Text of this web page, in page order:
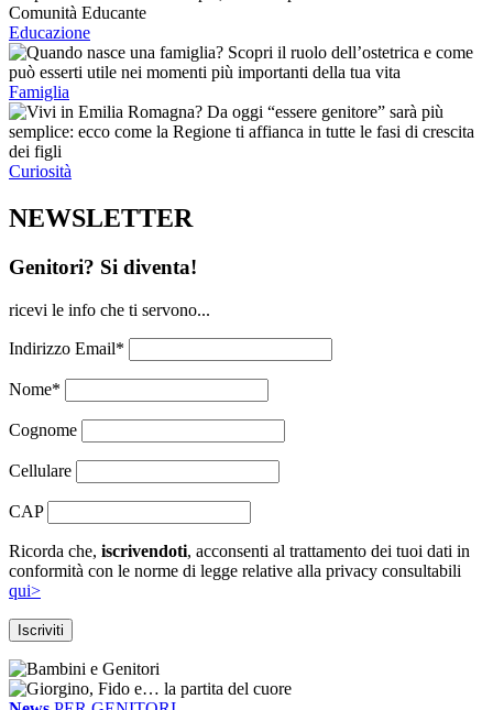
Educazione
Famiglia
Curiosità
NEWSLETTER
Genitori? Si diventa!
ricevi le info che ti servono...
Indirizzo Email*
Nome*
Cognome
Cellulare
CAP
Ricorda che, iscrivendoti, acconsenti al trattamento dei tuoi dati in
conformità con le norme di legge relative alla privacy consultabili
qui>